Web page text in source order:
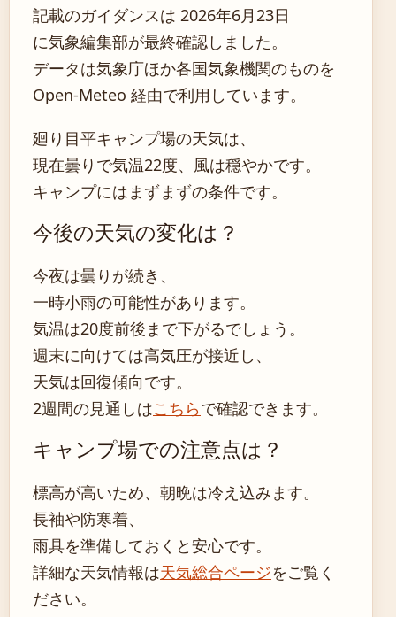
記載のガイダンスは 2026年6月23日
に気象編集部が最終確認しました。
データは気象庁ほか各国気象機関のものを
Open-Meteo 経由で利用しています。
廻り目平キャンプ場の天気は、
現在曇りで気温22度、風は穏やかです。
キャンプにはまずまずの条件です。
今後の天気の変化は？
今夜は曇りが続き、
一時小雨の可能性があります。
気温は20度前後まで下がるでしょう。
週末に向けては高気圧が接近し、
天気は回復傾向です。
2週間の見通しはこちらで確認できます。
キャンプ場での注意点は？
標高が高いため、朝晩は冷え込みます。
長袖や防寒着、
雨具を準備しておくと安心です。
詳細な天気情報は天気総合ページをご覧く
ださい。